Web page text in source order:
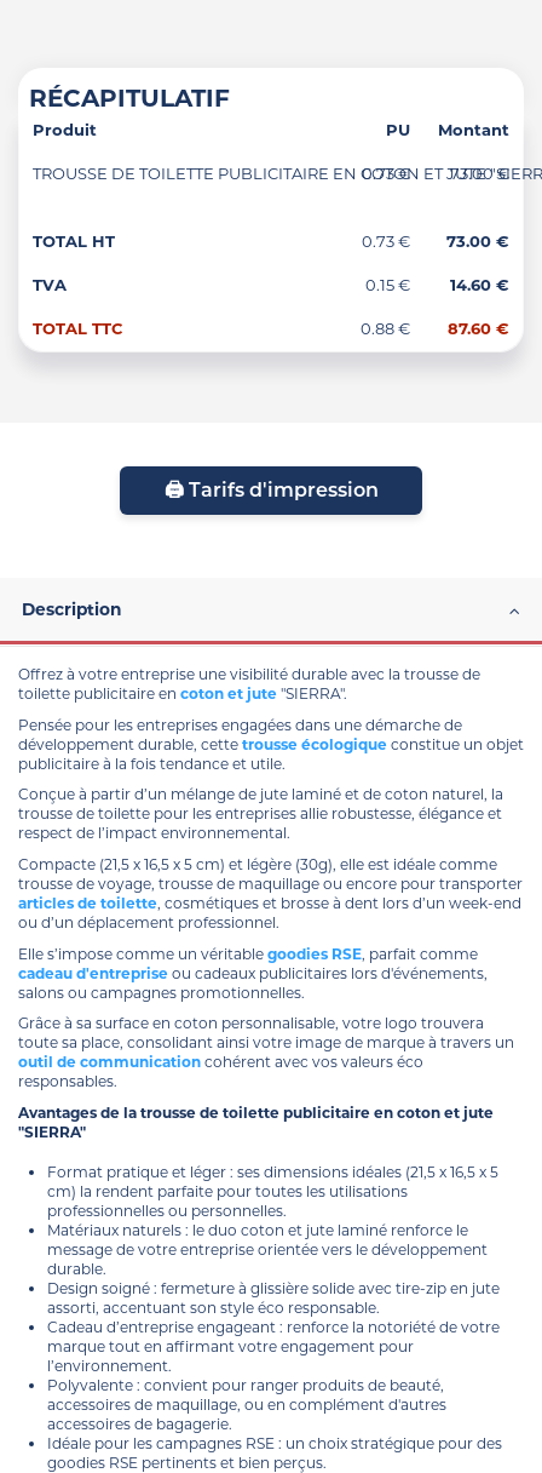
RÉCAPITULATIF
Produit PU Montant
TROUSSE DE TOILETTE PUBLICITAIRE EN COTON ET JUTE
0.73 € 73.00 €
TOTAL HT 0.73 € 73.00 €
TVA 0.15 € 14.60 €
TOTAL TTC 0.88 € 87.60 €
🖨️ Tarifs d'impression
Description
Offrez à votre entreprise une visibilité durable avec la trousse de
toilette publicitaire en coton et jute "SIERRA".
Pensée pour les entreprises engagées dans une démarche de
développement durable, cette trousse écologique constitue un objet
publicitaire à la fois tendance et utile.
Conçue à partir d’un mélange de jute laminé et de coton naturel, la
trousse de toilette pour les entreprises allie robustesse, élégance et
respect de l’impact environnemental.
Compacte (21,5 x 16,5 x 5 cm) et légère (30g), elle est idéale comme
trousse de voyage, trousse de maquillage ou encore pour transporter
articles de toilette, cosmétiques et brosse à dent lors d’un week-end
ou d’un déplacement professionnel.
Elle s’impose comme un véritable goodies RSE, parfait comme
cadeau d'entreprise ou cadeaux publicitaires lors d'événements,
salons ou campagnes promotionnelles.
Grâce à sa surface en coton personnalisable, votre logo trouvera
toute sa place, consolidant ainsi votre image de marque à travers un
outil de communication cohérent avec vos valeurs éco
responsables.
Avantages de la trousse de toilette publicitaire en coton et jute
"SIERRA"
Format pratique et léger : ses dimensions idéales (21,5 x 16,5 x 5
cm) la rendent parfaite pour toutes les utilisations
professionnelles ou personnelles.
Matériaux naturels : le duo coton et jute laminé renforce le
message de votre entreprise orientée vers le développement
durable.
Design soigné : fermeture à glissière solide avec tire-zip en jute
assorti, accentuant son style éco responsable.
Cadeau d’entreprise engageant : renforce la notoriété de votre
marque tout en affirmant votre engagement pour
l’environnement.
Polyvalente : convient pour ranger produits de beauté,
accessoires de maquillage, ou en complément d'autres
accessoires de bagagerie.
Idéale pour les campagnes RSE : un choix stratégique pour des
goodies RSE pertinents et bien perçus.